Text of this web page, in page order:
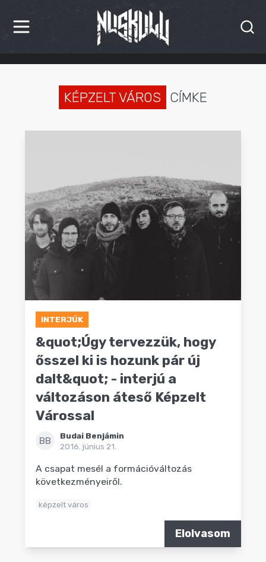
HÍREK
KULT
MÁSVILÁG
BLOG
KÉPZELT VÁROS CÍMKE
INTERJÚK
&quot;Úgy tervezzük, hogy
ősszel ki is hozunk pár új
dalt&quot; - interjú a
változáson áteső Képzelt
Várossal
BB
Budai Benjámin
2016. június 21.
A csapat mesél a formációváltozás
következményeiről.
képzelt város
Elolvasom